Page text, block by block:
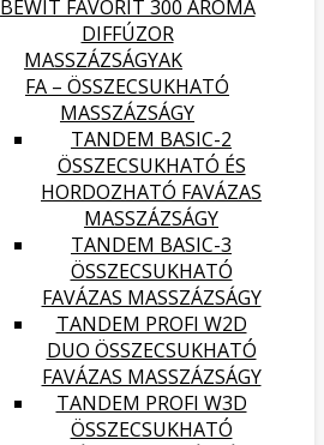
BEWIT FAVORIT 300 AROMA
DIFFÚZOR
MASSZÁZSÁGYAK
FA – ÖSSZECSUKHATÓ
MASSZÁZSÁGY
TANDEM BASIC-2
ÖSSZECSUKHATÓ ÉS
HORDOZHATÓ FAVÁZAS
MASSZÁZSÁGY
TANDEM BASIC-3
ÖSSZECSUKHATÓ
FAVÁZAS MASSZÁZSÁGY
TANDEM PROFI W2D
DUO ÖSSZECSUKHATÓ
FAVÁZAS MASSZÁZSÁGY
TANDEM PROFI W3D
ÖSSZECSUKHATÓ